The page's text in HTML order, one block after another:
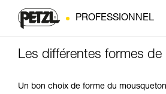
PROFESSIONNEL
Les différentes formes
Un bon choix de forme du